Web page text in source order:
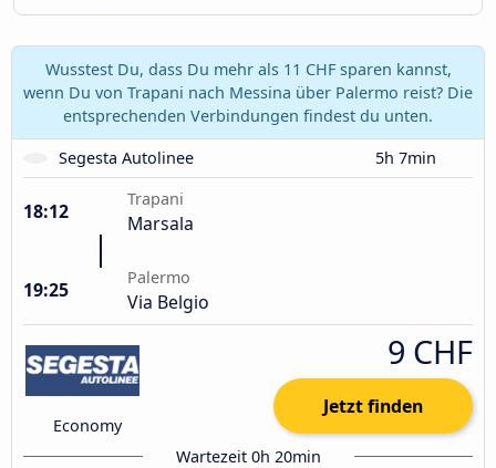
Wusstest Du, dass Du mehr als 11 CHF sparen kannst,
wenn Du von Trapani nach Messina über Palermo reist? Die
entsprechenden Verbindungen findest du unten.
Segesta Autolinee
5h 7min
18:12
Trapani
Marsala
19:25
Palermo
Via Belgio
Economy
9 CHF
Jetzt finden
Wartezeit 0h 20min